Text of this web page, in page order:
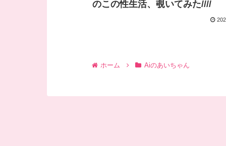
のこの性生活、覗いてみた////
ホーム Aiのあいちゃん